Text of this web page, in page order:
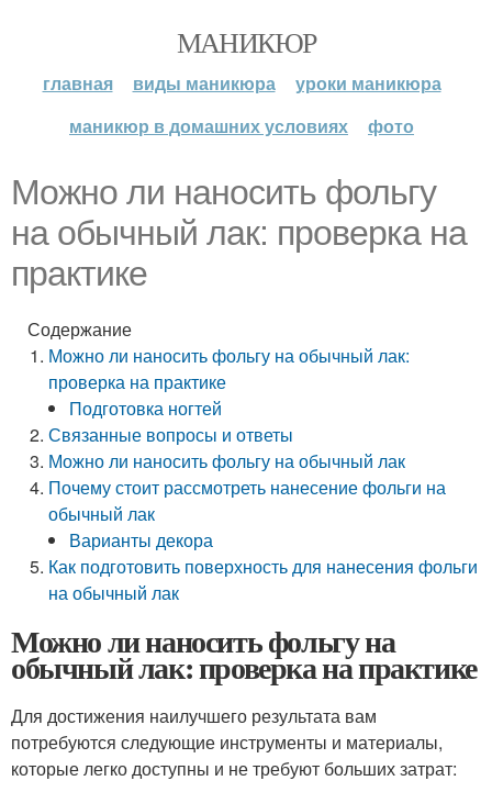
МАНИКЮР
главная виды маникюра
уроки маникюра
маникюр в домашних условиях
фото
Можно ли наносить фольгу
на обычный лак: проверка на
практике
Содержание
Можно ли наносить фольгу на обычный лак:
проверка на практике
Подготовка ногтей
Связанные вопросы и ответы
Можно ли наносить фольгу на обычный лак
Почему стоит рассмотреть нанесение фольги на
обычный лак
Варианты декора
Как подготовить поверхность для нанесения фольги
на обычный лак
Можно ли наносить фольгу на
обычный лак: проверка на практике
Для достижения наилучшего результата вам
потребуются следующие инструменты и материалы,
которые легко доступны и не требуют больших затрат: